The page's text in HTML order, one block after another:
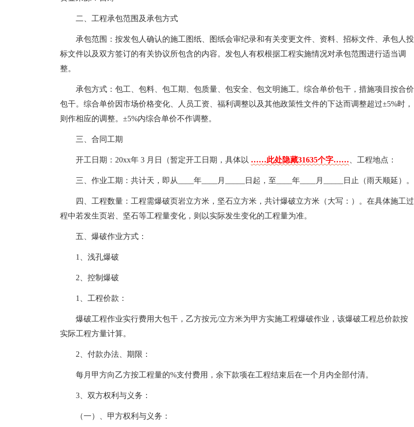
二、工程承包范围及承包方式
承包范围：按发包人确认的施工图纸、图纸会审纪录和有关变更文件、资料、招标文件、承包人投
标文件以及双方签订的有关协议所包含的内容。发包人有权根据工程实施情况对承包范围进行适当调
整。
承包方式：包工、包料、包工期、包质量、包安全、包文明施工。综合单价包干，措施项目按合价
包干。综合单价因市场价格变化、人员工资、福利调整以及其他政策性文件的下达而调整超过±5%时，
则作相应的调整。±5%内综合单价不作调整。
三、合同工期
开工日期：20xx年 3 月日（暂定开工日期，具体以 ……此处隐藏31635个字…… 、工程地点：
三、作业工期：共计天，即从____年____月_____日起，至____年____月_____日止（雨天顺延）。
四、工程数量：工程需爆破页岩立方米，坚石立方米，共计爆破立方米（大写：）。在具体施工过
程中若发生页岩、坚石等工程量变化，则以实际发生变化的工程量为准。
五、爆破作业方式：
1、浅孔爆破
2、控制爆破
1、工程价款：
爆破工程作业实行费用大包干，乙方按元/立方米为甲方实施工程爆破作业，该爆破工程总价款按
实际工程方量计算。
2、付款办法、期限：
每月甲方向乙方按工程量的%支付费用，余下款项在工程结束后在一个月内全部付清。
3、双方权利与义务：
（一）、甲方权利与义务：